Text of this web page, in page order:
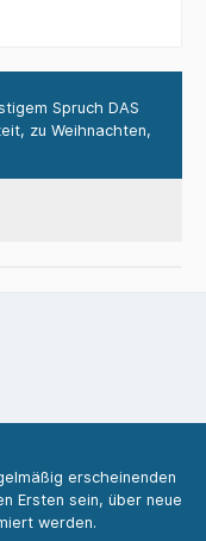
Spruch DAS
zu Weihnachten,
erscheinenden
Ersten sein, über neue
werden.